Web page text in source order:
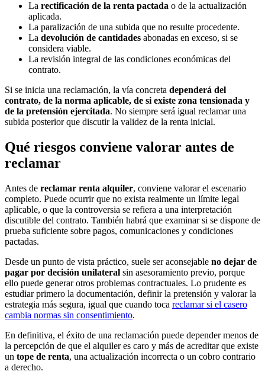
La rectificación de la renta pactada o de la actualización
aplicada.
La paralización de una subida que no resulte procedente.
La devolución de cantidades abonadas en exceso, si se
considera viable.
La revisión integral de las condiciones económicas del
contrato.
Si se inicia una reclamación, la vía concreta dependerá del
contrato, de la norma aplicable, de si existe zona tensionada y
de la pretensión ejercitada. No siempre será igual reclamar una
subida posterior que discutir la validez de la renta inicial.
Qué riesgos conviene valorar antes de
reclamar
Antes de reclamar renta alquiler, conviene valorar el escenario
completo. Puede ocurrir que no exista realmente un límite legal
aplicable, o que la controversia se refiera a una interpretación
discutible del contrato. También habrá que examinar si se dispone de
prueba suficiente sobre pagos, comunicaciones y condiciones
pactadas.
Desde un punto de vista práctico, suele ser aconsejable no dejar de
pagar por decisión unilateral sin asesoramiento previo, porque
ello puede generar otros problemas contractuales. Lo prudente es
estudiar primero la documentación, definir la pretensión y valorar la
estrategia más segura, igual que cuando toca reclamar si el casero
cambia normas sin consentimiento.
En definitiva, el éxito de una reclamación puede depender menos de
la percepción de que el alquiler es caro y más de acreditar que existe
un tope de renta, una actualización incorrecta o un cobro contrario
a derecho.